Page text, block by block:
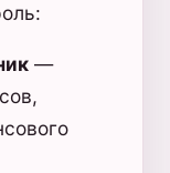
—